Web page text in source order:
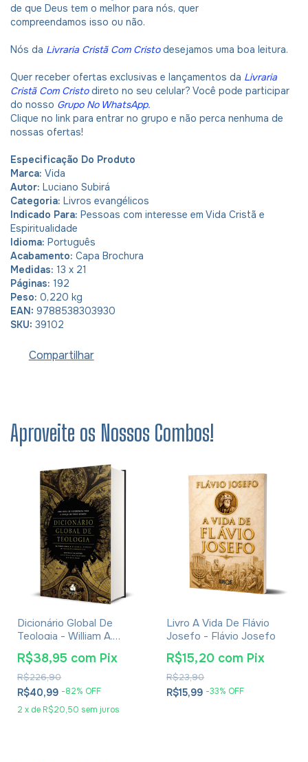
de que Deus tem o melhor para nós, quer
compreendamos isso ou não.
Nós da Livraria Cristã Com Cristo desejamos uma boa leitura.
Quer receber ofertas exclusivas e lançamentos da Livraria
Cristã Com Cristodireto no seu celular? Você pode participar
do nosso Grupo No WhatsApp.
Clique no link para entrar no grupo e não perca nenhuma de
nossas ofertas!
Especificação Do Produto
Marca: Vida
Autor: Luciano Subirá
Categoria: Livros evangélicos
Indicado Para: Pessoas com interesse em Vida Cristã e
Espiritualidade
Idioma: Português
Acabamento: Capa Brochura
Medidas: 13 x 21
Páginas: 192
Peso: 0,220 kg
EAN: 9788538303930
SKU: 39102
Compartilhar
Aproveite os Nossos Combos!
Dicionário Global De
Teologia - William A.
Dyrness
R$40,99 -82% OFF
2 x de R$20,50 sem juros
R$226,90
R$38,95 com Pix
Livro A Vida De Flávio
Josefo - Flávio Josefo
R$15,99 -33% OFF
R$23,90
R$15,20 com Pix